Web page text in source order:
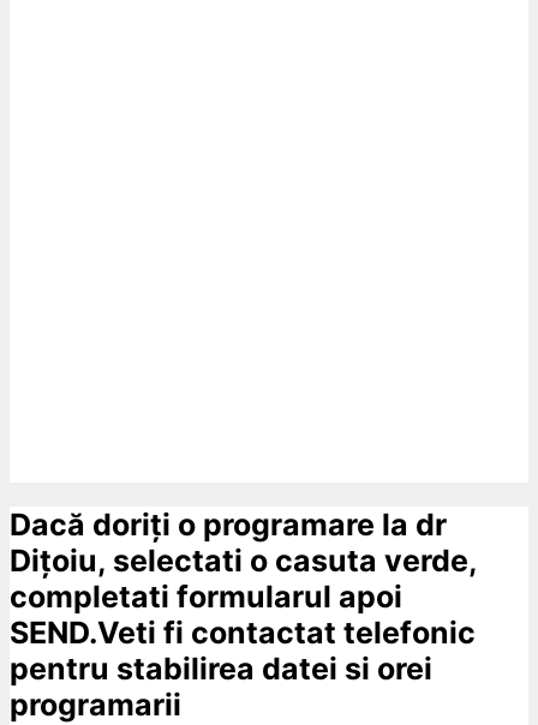
Dacă doriți o programare la dr
Dițoiu, selectati o casuta verde,
completati formularul apoi
SEND.Veti fi contactat telefonic
pentru stabilirea datei si orei
programarii